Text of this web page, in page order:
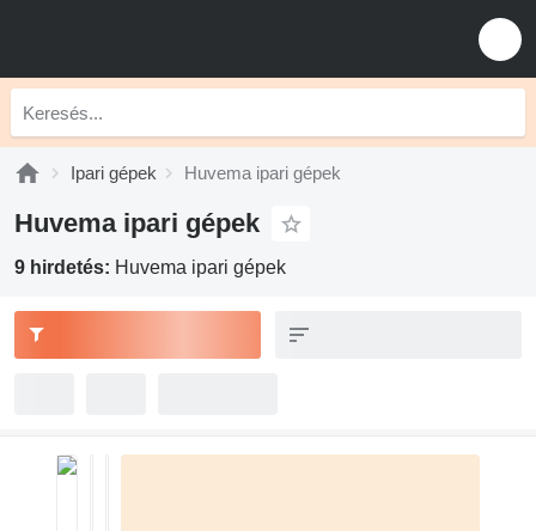
Ipari gépek Huvema ipari gépek
Huvema ipari gépek
9 hirdetés: Huvema ipari gépek